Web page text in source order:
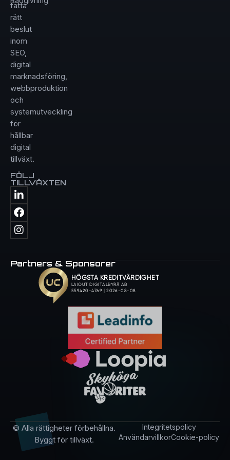
fatta
rätt
beslut
inom
SEO,
digital
marknadsföring,
webbproduktion
och
systemutveckling
för
hållbar
digital
tillväxt.
FÖLJ
TILLVÄXTEN
Partners & Sponsorer
© Alla rättigheter förbehållna.
Byggt för tillväxt.
Integritetspolicy
AnvändarvillkorCookie-policy